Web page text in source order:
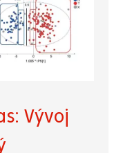
Vývoj